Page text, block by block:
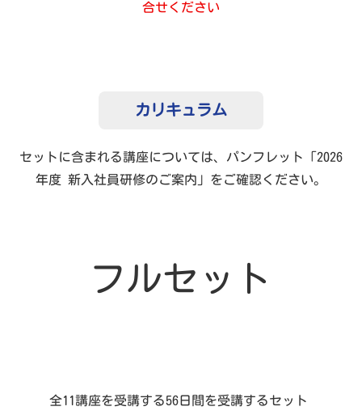
合せください
カリキュラム
セットに含まれる講座については、パンフレット「2026
年度 新入社員研修のご案内」をご確認ください。
フルセット
全11講座を受講する56日間を受講するセット